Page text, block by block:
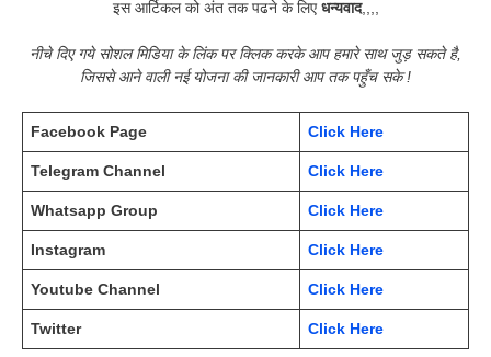
इस आर्टिकल को अंत तक पढने के लिएधन्यवाद,,,,
नीचे दिए गये सोशल मिडिया के लिंक पर क्लिक करके आप हमारे साथ जुड़ सकते है,
जिससे आने वाली नई योजना की जानकारी आप तक पहुँच सके !
Facebook Page Click Here
Telegram Channel Click Here
Whatsapp Group Click Here
Instagram Click Here
Youtube Channel Click Here
Twitter Click Here